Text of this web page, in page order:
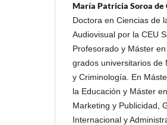
María Patricia Soroa de
Doctora en Ciencias de
Audiovisual por la CEU
Profesorado y Máster
grados universitarios de
y Criminología. En
la Educación y Máster
Marketing y Publicidad,
Internacional y